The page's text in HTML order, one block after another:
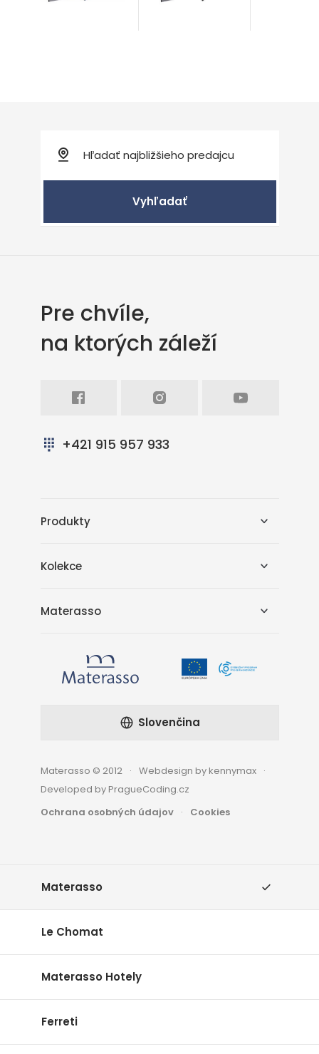
Vyhľadať
Pre chvíle,
na ktorých záleží
+421 915 957 933
Produkty
Kolekce
Materasso
Materasso © 2012
Webdesign by kennymax
Developed by PragueCoding.cz
Ochrana osobných údajov
Cookies
Slovenčina
Materasso
Le Chomat
Materasso Hotely
Ferreti